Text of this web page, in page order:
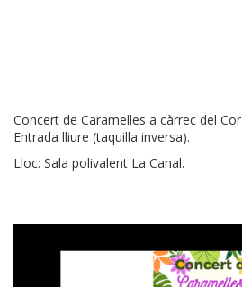
Concert de Caramelles a càrrec del
Entrada lliure (taquilla inversa).
Lloc: Sala polivalent La Canal.